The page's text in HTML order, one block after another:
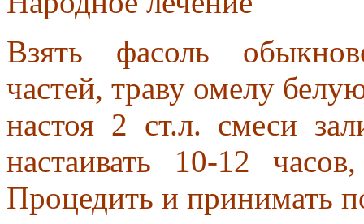
Взять фасоль
частей, траву омелу
настоя 2 ст.л. смеси
настаивать 10-12
Процедить и принимать